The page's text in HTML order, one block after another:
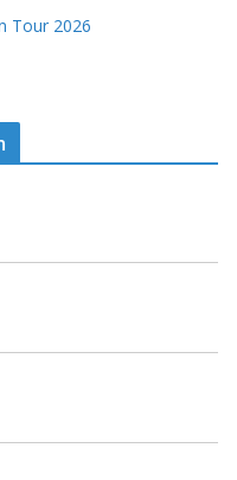
Tour 2026